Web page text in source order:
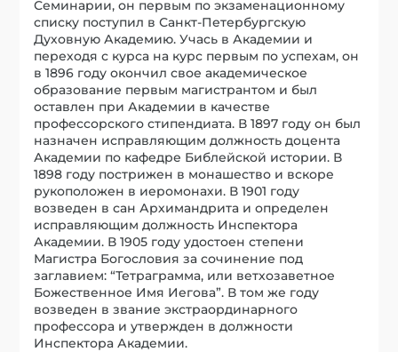
Семинарии, он первым по экзаменационному
списку поступил в Санкт-Петербургскую
Духовную Академию. Учась в Академии и
переходя с курса на курс первым по успехам, он
в 1896 году окончил свое академическое
образование первым магистрантом и был
оставлен при Академии в качестве
профессорского стипендиата. В 1897 году он был
назначен исправляющим должность доцента
Академии по кафедре Библейской истории. В
1898 году пострижен в монашество и вскоре
рукоположен в иеромонахи. В 1901 году
возведен в сан Архимандрита и определен
исправляющим должность Инспектора
Академии. В 1905 году удостоен степени
Магистра Богословия за сочинение под
заглавием: “Тетраграмма, или ветхозаветное
Божественное Имя Иегова”. В том же году
возведен в звание экстраординарного
профессора и утвержден в должности
Инспектора Академии.